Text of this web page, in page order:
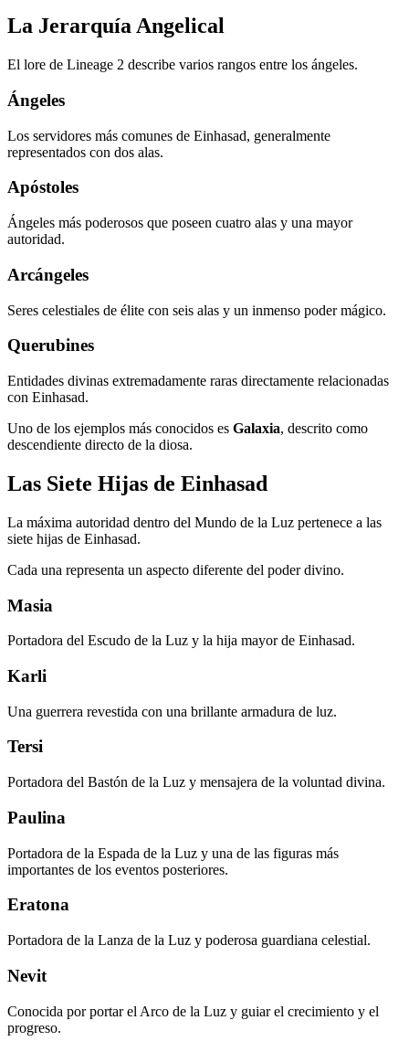
La Jerarquía Angelical
El lore de Lineage 2 describe varios rangos entre los ángeles.
Ángeles
Los servidores más comunes de Einhasad, generalmente
representados con dos alas.
Apóstoles
Ángeles más poderosos que poseen cuatro alas y una mayor
autoridad.
Arcángeles
Seres celestiales de élite con seis alas y un inmenso poder mágico.
Querubines
Entidades divinas extremadamente raras directamente relacionadas
con Einhasad.
Uno de los ejemplos más conocidos es Galaxia, descrito como
descendiente directo de la diosa.
Las Siete Hijas de Einhasad
La máxima autoridad dentro del Mundo de la Luz pertenece a las
siete hijas de Einhasad.
Cada una representa un aspecto diferente del poder divino.
Masia
Portadora del Escudo de la Luz y la hija mayor de Einhasad.
Karli
Una guerrera revestida con una brillante armadura de luz.
Tersi
Portadora del Bastón de la Luz y mensajera de la voluntad divina.
Paulina
Portadora de la Espada de la Luz y una de las figuras más
importantes de los eventos posteriores.
Eratona
Portadora de la Lanza de la Luz y poderosa guardiana celestial.
Nevit
Conocida por portar el Arco de la Luz y guiar el crecimiento y el
progreso.